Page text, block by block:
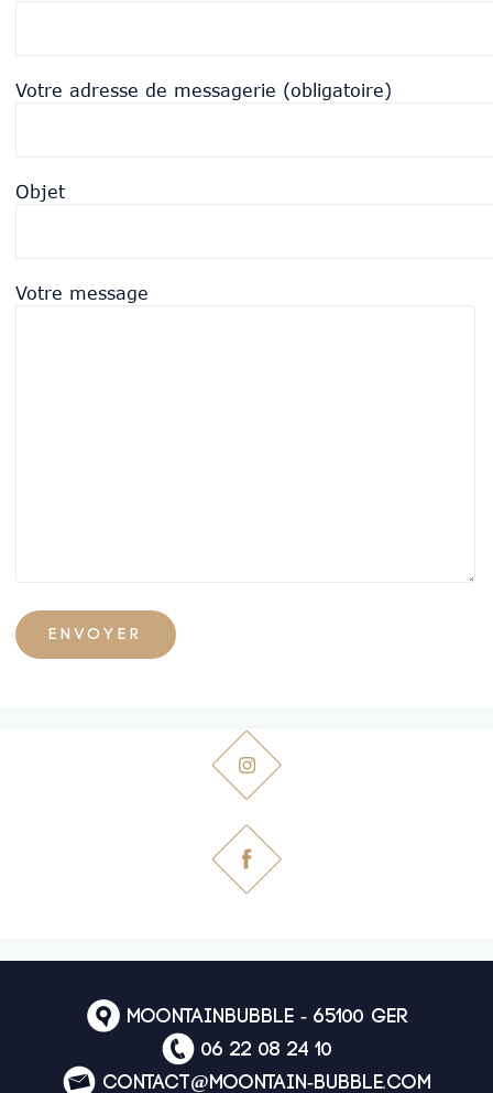
Votre adresse de messagerie (obligatoire)
Objet
Votre message
MoontainBubble - 65100 Ger
06 22 08 24 10
contact@moontain-bubble.com